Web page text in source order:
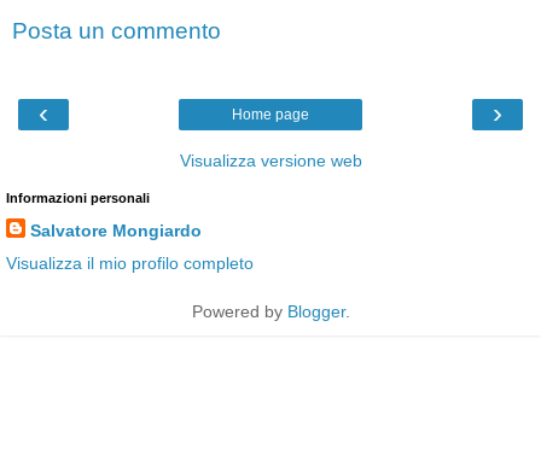
Posta un commento
‹ ›
Home page
Visualizza versione web
Informazioni personali
Salvatore Mongiardo
Visualizza il mio profilo completo
Powered by Blogger.